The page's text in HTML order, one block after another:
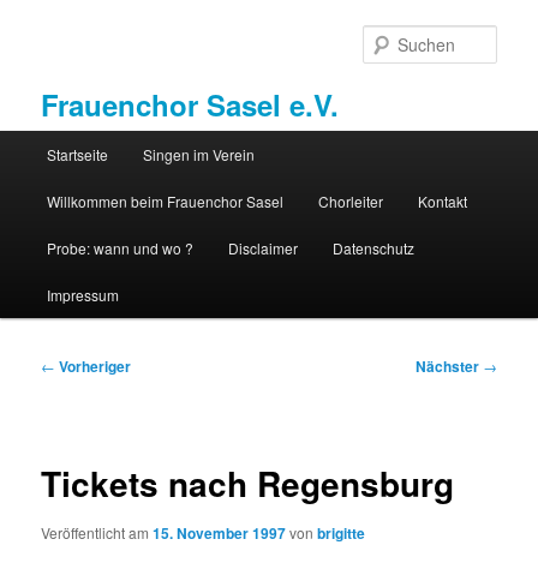
Frauenchor Sasel e.V.
Startseite Singen im Verein
Willkommen beim Frauenchor Sasel Chorleiter Kontakt
Probe: wann und wo ? Disclaimer Datenschutz
Impressum
Beitragsnavigation
← Vorheriger Nächster →
Tickets nach Regensburg
Veröffentlicht am15. November 1997vonbrigitte